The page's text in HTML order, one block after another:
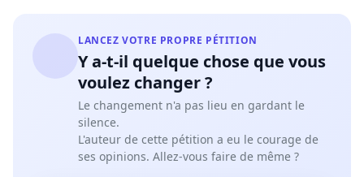
LANCEZ VOTRE PROPRE PÉTITION
Y a-t-il quelque chose que vous
voulez changer ?
Le changement n'a pas lieu en gardant le
silence.
L'auteur de cette pétition a eu le courage de
ses opinions. Allez-vous faire de même ?